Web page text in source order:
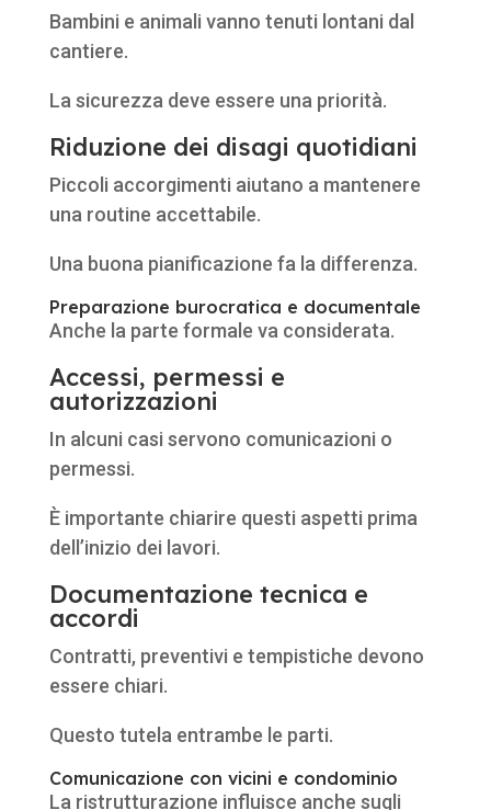
Bambini e animali vanno tenuti lontani dal
cantiere.
La sicurezza deve essere una priorità.
Riduzione dei disagi quotidiani
Piccoli accorgimenti aiutano a mantenere
una routine accettabile.
Una buona pianificazione fa la differenza.
Preparazione burocratica e documentale
Anche la parte formale va considerata.
Accessi, permessi e
autorizzazioni
In alcuni casi servono comunicazioni o
permessi.
È importante chiarire questi aspetti prima
dell’inizio dei lavori.
Documentazione tecnica e
accordi
Contratti, preventivi e tempistiche devono
essere chiari.
Questo tutela entrambe le parti.
Comunicazione con vicini e condominio
La ristrutturazione influisce anche sugli